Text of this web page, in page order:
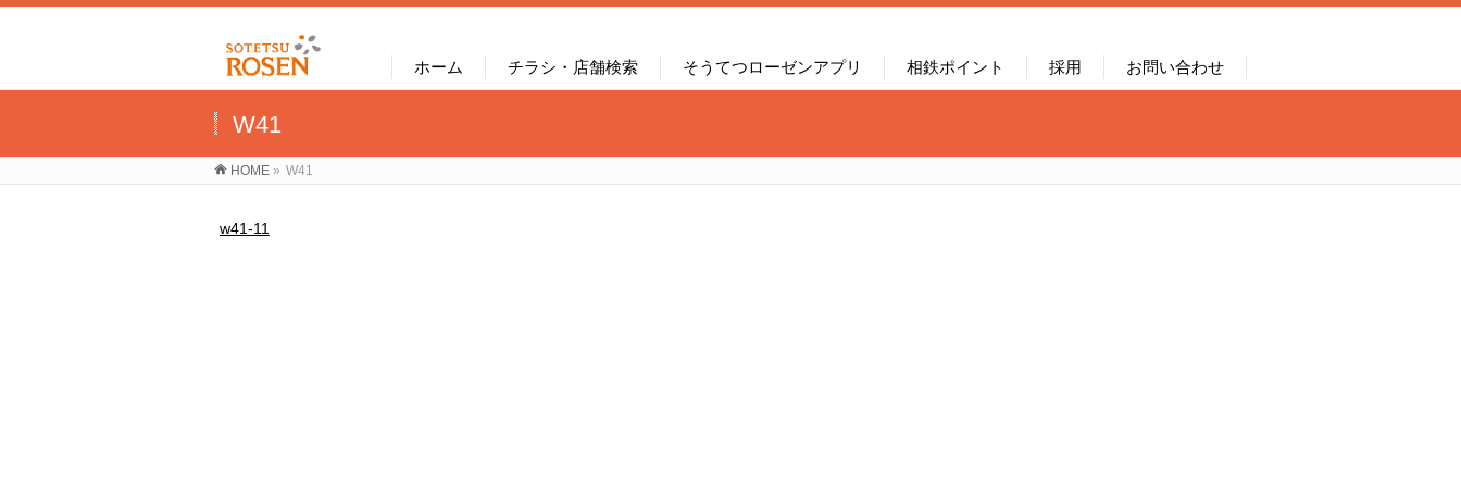
ホーム チラシ・店舗検索 そうてつローゼンアプリ 相鉄ポイント 採用 お問い合わせ
W41
HOME » W41
w41-11